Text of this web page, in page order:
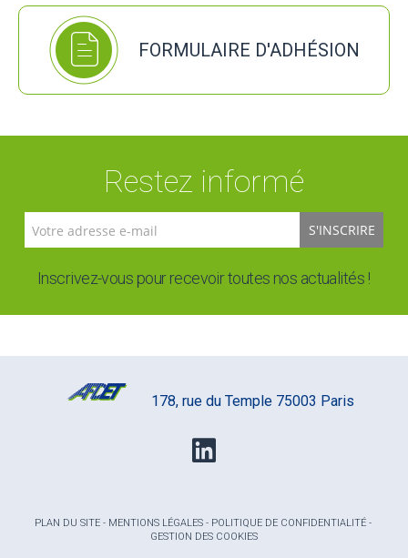
FORMULAIRE D'ADHÉSION
Restez informé
S'INSCRIRE
Inscrivez-vous pour recevoir toutes nos actualités !
178, rue du Temple 75003 Paris
PLAN DU SITE- MENTIONS LÉGALES- POLITIQUE DE CONFIDENTIALITÉ-
GESTION DES COOKIES